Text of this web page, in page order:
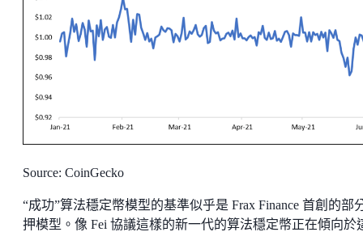
Source: CoinGecko
“成功”算法穩定幣模型的基準似乎是 Frax Finance 首創的部
押模型。像 Fei 協議這樣的新一代的算法穩定幣正在傾向於